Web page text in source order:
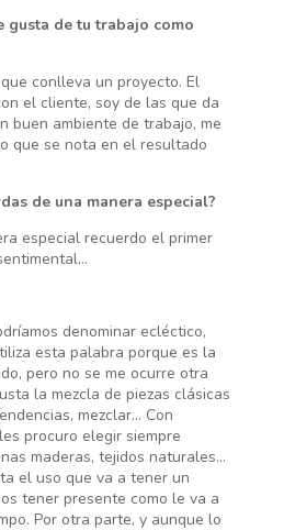
gusta de tu trabajo como
conlleva un proyecto. El
el cliente, soy de las que da
buen ambiente de trabajo, me
que se nota en el resultado
de una manera especial?
especial recuerdo el primer
denominar ecléctico,
esta palabra porque es la
pero no se me ocurre otra
la mezcla de piezas clásicas
mezclar… Con
procuro elegir siempre
maderas, tejidos naturales…
el uso que va a tener un
tener presente como le va a
Por otra parte, y aunque lo